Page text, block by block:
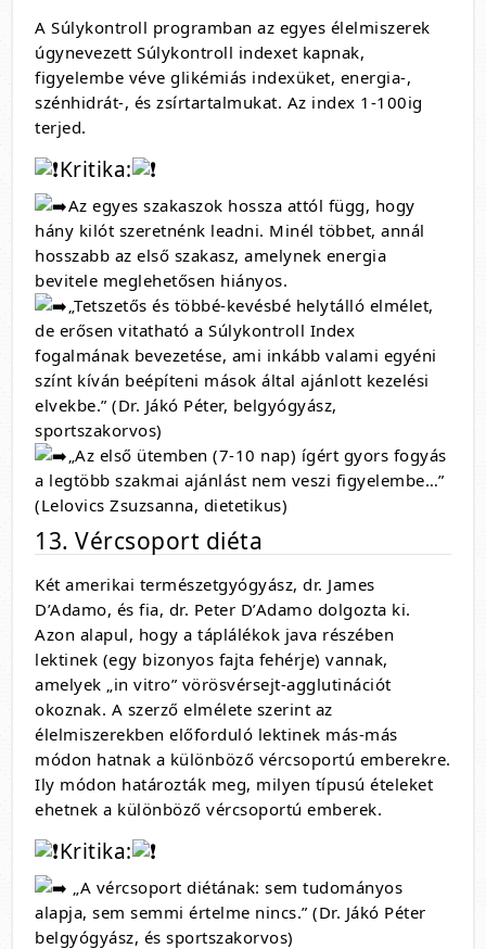
A Súlykontroll programban az egyes élelmiszerek
úgynevezett Súlykontroll indexet kapnak,
figyelembe véve glikémiás indexüket, energia-,
szénhidrát-, és zsírtartalmukat. Az index 1-100ig
terjed.
Kritika:
Az egyes szakaszok hossza attól függ, hogy
hány kilót szeretnénk leadni. Minél többet, annál
hosszabb az első szakasz, amelynek energia
bevitele meglehetősen hiányos.
„Tetszetős és többé-kevésbé helytálló elmélet,
de erősen vitatható a Súlykontroll Index
fogalmának bevezetése, ami inkább valami egyéni
színt kíván beépíteni mások által ajánlott kezelési
elvekbe.” (Dr. Jákó Péter, belgyógyász,
sportszakorvos)
„Az első ütemben (7-10 nap) ígért gyors fogyás
a legtöbb szakmai ajánlást nem veszi figyelembe…”
(Lelovics Zsuzsanna, dietetikus)
13. Vércsoport diéta
Két amerikai természetgyógyász, dr. James
D’Adamo, és fia, dr. Peter D’Adamo dolgozta ki.
Azon alapul, hogy a táplálékok java részében
lektinek (egy bizonyos fajta fehérje) vannak,
amelyek „in vitro” vörösvérsejt-agglutinációt
okoznak. A szerző elmélete szerint az
élelmiszerekben előforduló lektinek más-más
módon hatnak a különböző vércsoportú emberekre.
Ily módon határozták meg, milyen típusú ételeket
ehetnek a különböző vércsoportú emberek.
Kritika:
„A vércsoport diétának: sem tudományos
alapja, sem semmi értelme nincs.” (Dr. Jákó Péter
belgyógyász, és sportszakorvos)